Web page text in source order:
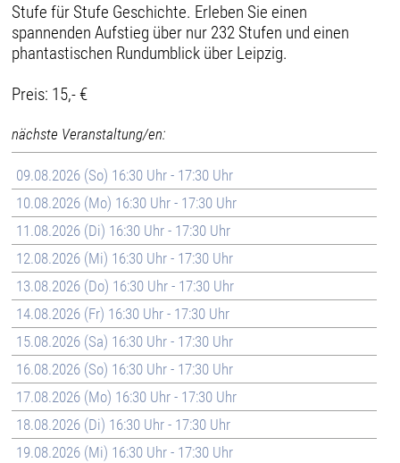
Stufe für Stufe Geschichte. Erleben Sie einen
spannenden Aufstieg über nur 232 Stufen und einen
phantastischen Rundumblick über Leipzig.
Preis: 15,- €
nächste Veranstaltung/en:
09.08.2026 (So) 16:30 Uhr - 17:30 Uhr
10.08.2026 (Mo) 16:30 Uhr - 17:30 Uhr
11.08.2026 (Di) 16:30 Uhr - 17:30 Uhr
12.08.2026 (Mi) 16:30 Uhr - 17:30 Uhr
13.08.2026 (Do) 16:30 Uhr - 17:30 Uhr
14.08.2026 (Fr) 16:30 Uhr - 17:30 Uhr
15.08.2026 (Sa) 16:30 Uhr - 17:30 Uhr
16.08.2026 (So) 16:30 Uhr - 17:30 Uhr
17.08.2026 (Mo) 16:30 Uhr - 17:30 Uhr
18.08.2026 (Di) 16:30 Uhr - 17:30 Uhr
19.08.2026 (Mi) 16:30 Uhr - 17:30 Uhr